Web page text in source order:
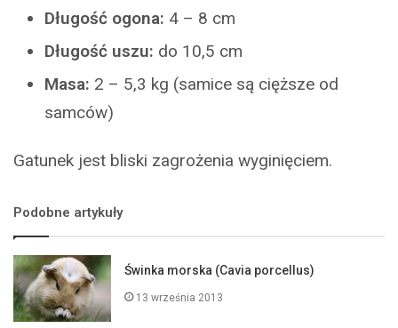
Długość ogona: 4 – 8 cm
Długość uszu: do 10,5 cm
Masa: 2 – 5,3 kg (samice są cięższe od
samców)
Gatunek jest bliski zagrożenia wyginięciem.
Podobne artykuły
Świnka morska (Cavia porcellus)
13 września 2013